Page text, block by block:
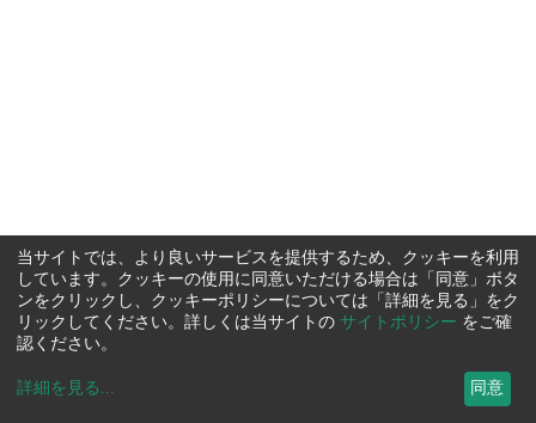
当サイトでは、より良いサービスを提供するため、クッキーを利用
しています。クッキーの使用に同意いただける場合は「同意」ボタ
ンをクリックし、クッキーポリシーについては「詳細を見る」をク
リックしてください。詳しくは当サイトの サイトポリシー をご確
認ください。
詳細を見る ... 同意